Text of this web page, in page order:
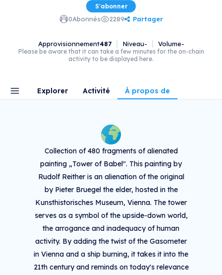
S'abonner
0Abonnés 2289 Partager
Approvisionnement487 Niveau- Volume-
Please be aware that it can take a few minutes for the on-chain
activity to be displayed here.
Explorer Activité À propos de
Collection of 480 fragments of alienated
painting „Tower of Babel". This painting by
Rudolf Reither is an alienation of the original
by Pieter Bruegel the elder, hosted in the
Kunsthistorisches Museum, Vienna. The tower
serves as a symbol of the upside-down world,
the arrogance and inadequacy of human
activity. By adding the twist of the Gasometer
in Vienna and a ship burning, it takes it into the
21th century and reminds on today's relevance